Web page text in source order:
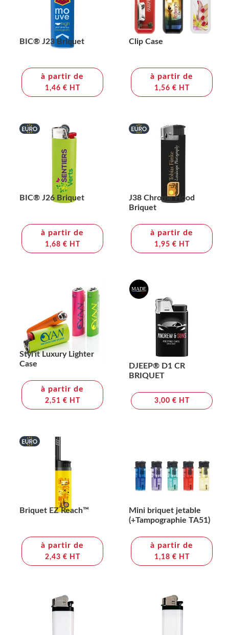
BIC® J23 Briquet
à partir de
1,46 € HT
Clip Case
à partir de
1,56 € HT
BIC® J26 Briquet
à partir de
1,68 € HT
J38 Chrome Hood
Briquet
à partir de
1,95 € HT
Styl'it Luxury Lighter
Case
à partir de
2,51 € HT
DJEEP® D1 CR
BRIQUET
3,00 € HT
Briquet EZ Reach™
à partir de
2,43 € HT
Mini briquet jetable
(+Tampographie TA51)
à partir de
1,18 € HT